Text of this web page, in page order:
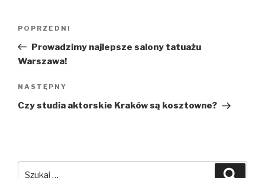
Poprzedni
wpis
POPRZEDNI
Prowadzimy najlepsze salony tatuażu
Warszawa!
Następny
wpis
NASTĘPNY
Czy studia aktorskie Kraków są kosztowne?